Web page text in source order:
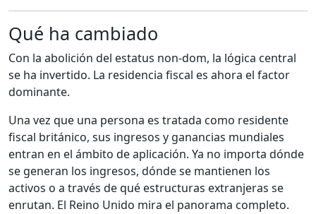
Qué ha cambiado
Con la abolición del estatus non-dom, la lógica central
se ha invertido. La residencia fiscal es ahora el factor
dominante.
Una vez que una persona es tratada como residente
fiscal británico, sus ingresos y ganancias mundiales
entran en el ámbito de aplicación. Ya no importa dónde
se generan los ingresos, dónde se mantienen los
activos o a través de qué estructuras extranjeras se
enrutan. El Reino Unido mira el panorama completo.